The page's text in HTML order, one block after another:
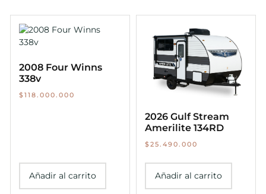
2008 Four Winns
338v
$118.000.000
Añadir al carrito
2026 Gulf Stream
Amerilite 134RD
$25.490.000
Añadir al carrito